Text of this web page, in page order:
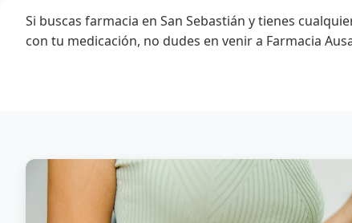
Si buscas farmacia en San Sebastián y tienes
con tu medicación, no dudes en venir a Farmacia